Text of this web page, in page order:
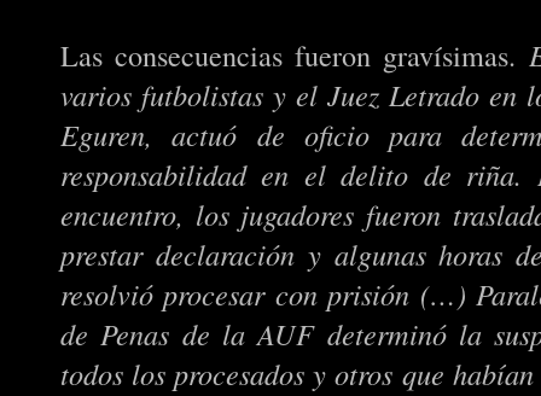
Las consecuencias fueron gravísimas.
varios futbolistas y el Juez Letrado en
Eguren, actuó de oficio para
responsabilidad en el delito de riña.
encuentro, los jugadores fueron
prestar declaración y algunas horas
resolvió procesar con prisión (…)
de Penas de la AUF determinó la
todos los procesados y otros que